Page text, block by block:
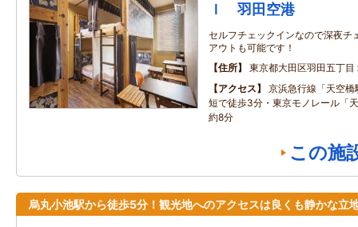
ｌ 羽田空港
セルフチェックインなので深夜チ
アウトも可能です！
住所
東京都大田区羽田五丁目
アクセス
京浜急行線「天空
短で徒歩3分・東京モノレール「
約8分
この施
烏丸小池駅から徒歩5分！観光地へのアクセスは良くも静かな立